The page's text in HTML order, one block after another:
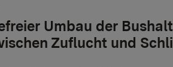
Umbau der
Zuflucht und